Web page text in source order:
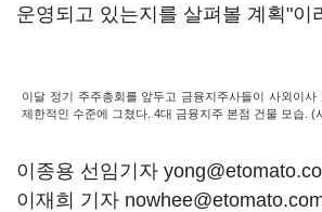
운영되고 있는지를 살펴볼 계획"이
이달 정기 주주총회를 앞두고 금융지주사들이 사외이
제한적인 수준에 그쳤다. 4대 금융지주 본점 건물 모습. (
이종용 선임기자
이재희 기자